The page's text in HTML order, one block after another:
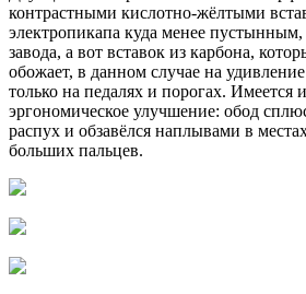
контрастными кислотно-жёлтыми
электропикапа куда менее
завода, а вот вставок из карбона,
обожает, в данном случае на
только на педалях и порогах. Имеется
эргономическое улучшение: обод
распух и обзавёлся наплывами в
больших пальцев.